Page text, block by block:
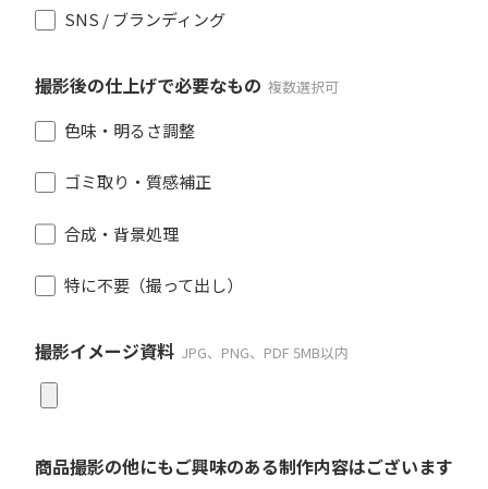
SNS / ブランディング
撮影後の仕上げで必要なもの 複数選択可
色味・明るさ調整
ゴミ取り・質感補正
合成・背景処理
特に不要（撮って出し）
撮影イメージ資料 JPG、PNG、PDF 5MB以内
商品撮影の他にもご興味のある制作内容はございます